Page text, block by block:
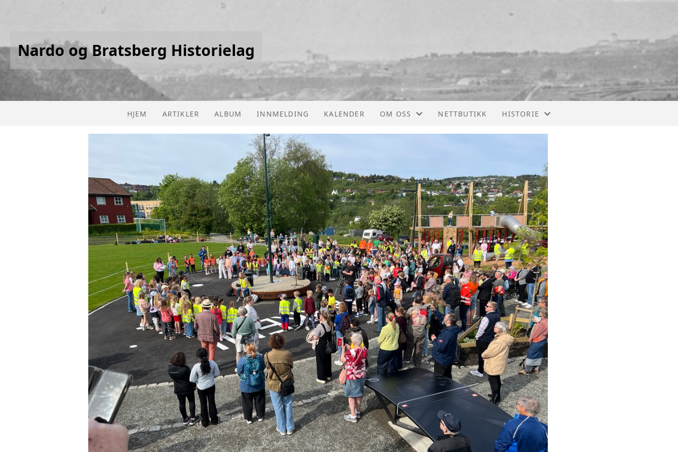
Nardo og Bratsberg Historielag
HJEM ARTIKLER ALBUM INNMELDING KALENDER OM OSS
NARDO OG BRATSBERG
SOSIALE MEDIER
HISTORIE
FORENINGSDRIFT
VEDTEKTER
LINKER
NETTBUTIKK HISTORIE
EKSTERNE ALBUM
NARDO
BRATSBERG
FOSSEGRENDA
BJØRKMYR
SLUPPEN
NIDARVOLL